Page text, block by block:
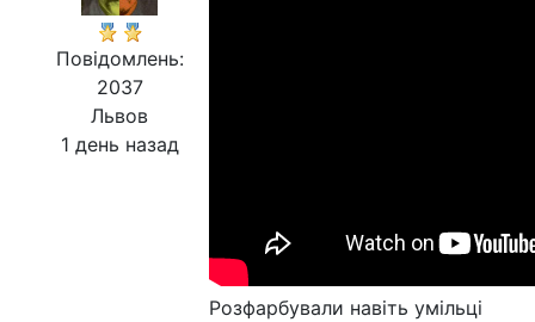
Повідомлень:
2037
Львов
1 день назад
Розфарбували навіть умільці